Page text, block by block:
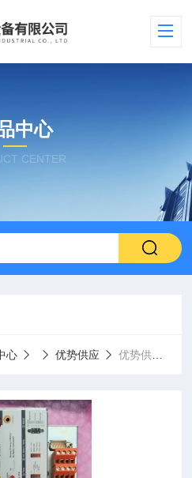
中心
CENTER
心 优势供应 优势供应欧洲进口工控产品AECO SI12-CE4 PNP NO H 24VDC